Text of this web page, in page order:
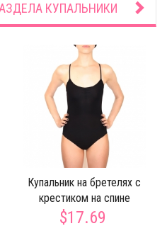
КУПАЛЬНИКИ
Купальник на бретелях с
крестиком на спине
$17.69